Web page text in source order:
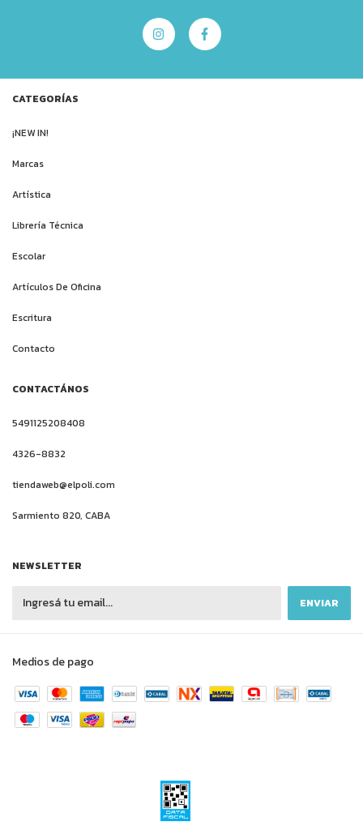
CATEGORÍAS
¡NEW IN!
Marcas
Artística
Librería Técnica
Escolar
Artículos De Oficina
Escritura
Contacto
CONTACTÁNOS
5491125208408
4326-8832
tiendaweb@elpoli.com
Sarmiento 820, CABA
NEWSLETTER
Medios de pago